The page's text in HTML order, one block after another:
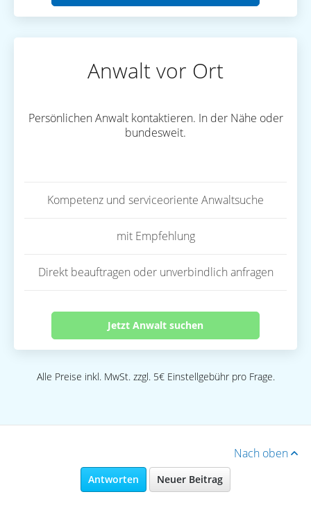
Anwalt vor Ort
Persönlichen Anwalt kontaktieren. In der Nähe oder
bundesweit.
Kompetenz und serviceoriente Anwaltsuche
mit Empfehlung
Direkt beauftragen oder unverbindlich anfragen
Jetzt Anwalt suchen
Alle Preise inkl. MwSt. zzgl. 5€ Einstellgebühr pro Frage.
Nach oben
Antworten Neuer Beitrag